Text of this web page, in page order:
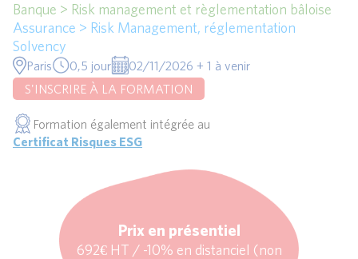
Banque > Risk management et règlementation bâloise
Assurance > Risk Management, réglementation
Solvency
Paris 0,5 jour
02/11/2026 + 1 à venir
S'INSCRIRE À LA FORMATION
Formation également intégrée au
Certificat Risques ESG
Prix en présentiel
692€ HT / -10% en distanciel (non